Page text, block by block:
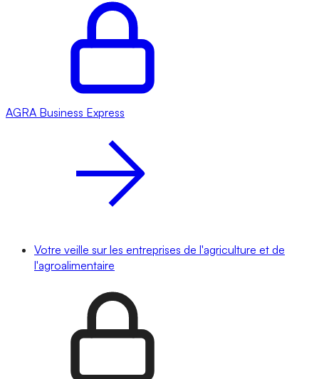
AGRA Business Express
Votre veille sur les entreprises de l'agriculture et de
l'agroalimentaire